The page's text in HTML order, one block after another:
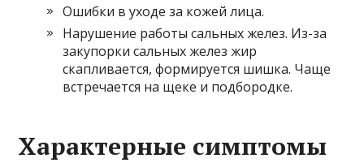
Ошибки в уходе за кожей лица.
Нарушение работы сальных желез. Из-за
закупорки сальных желез жир
скапливается, формируется шишка. Чаще
встречается на щеке и подбородке.
Характерные симптомы